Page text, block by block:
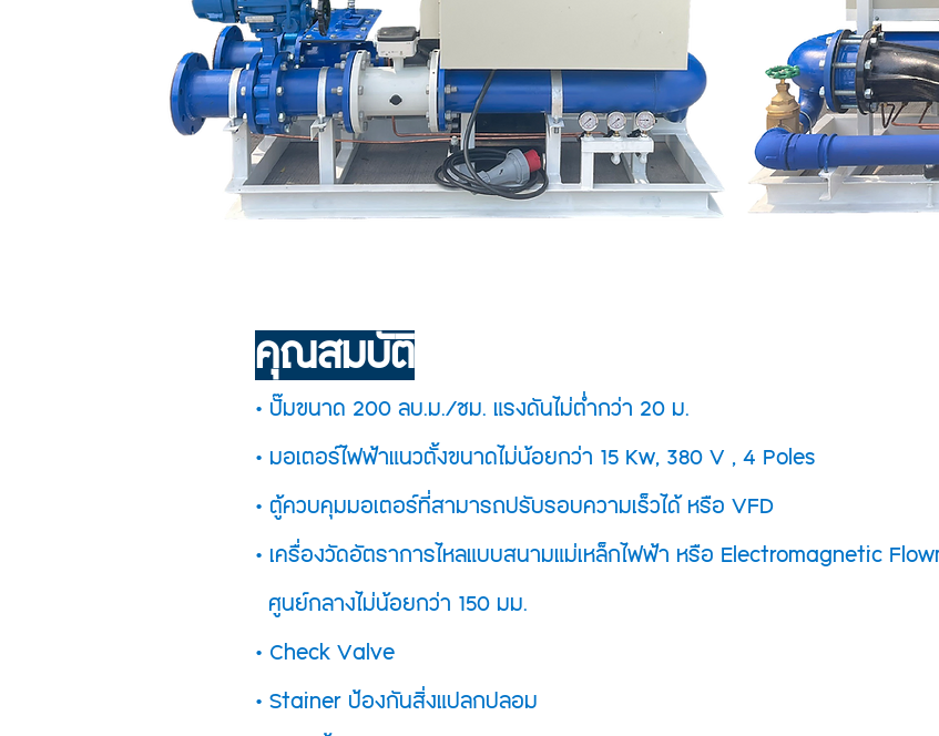
คุณสมบัติ
• ปั๊มขนาด 200 ลบ.ม./ชม. แรงดันไม่ต่ำกว่า 20 ม.
• มอเตอร์ไฟฟ้าแนวตั้งขนาดไม่น้อยกว่า 15 Kw, 380 V , 4 Poles
• ตู้ควบคุมมอเตอร์ที่สามารถปรับรอบความเร็วได้ หรือ VFD
• เครื่องวัดอัตราการไหลแบบสนามแม่เหล็กไฟฟ้า หรือ Electromagnetic
ศูนย์กลางไม่น้อยกว่า 150 มม.
• Check Valve
• Stainer ป้องกันสิ่งแปลกปลอม